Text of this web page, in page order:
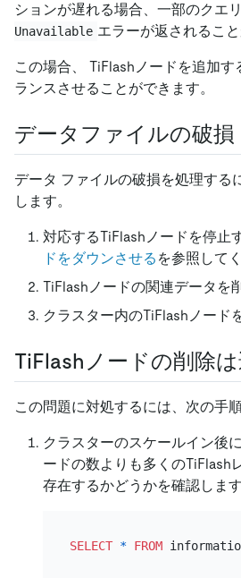
ションが遅れる場合、一部のクエ
Unavailable エラーが返されること
この場合、 TiFlashノードを追加
ランスさせることができます。
データファイルの破損
データ ファイルの破損を処理する
します。
対応するTiFlashノードを停止
ドをダウンさせる を参照して
TiFlashノードの関連データを
クラスター内のTiFlashノード
TiFlashノードの削除
この問題に対処するには、次の手
クラスターのスケールイン後
ードの数よりも多くのTiFlash
存在するかどうかを確認します
SELECT * FROM